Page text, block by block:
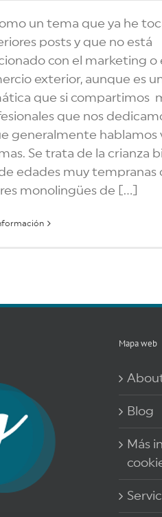
un tema que ya he
posts y que no está
con el marketing o
exterior, aunque es
que si compartimos
que nos
generalmente hablamos
Se trata de la crianza
edades muy tempranas
monolingües de [...]
Mapa web
Blog
Más